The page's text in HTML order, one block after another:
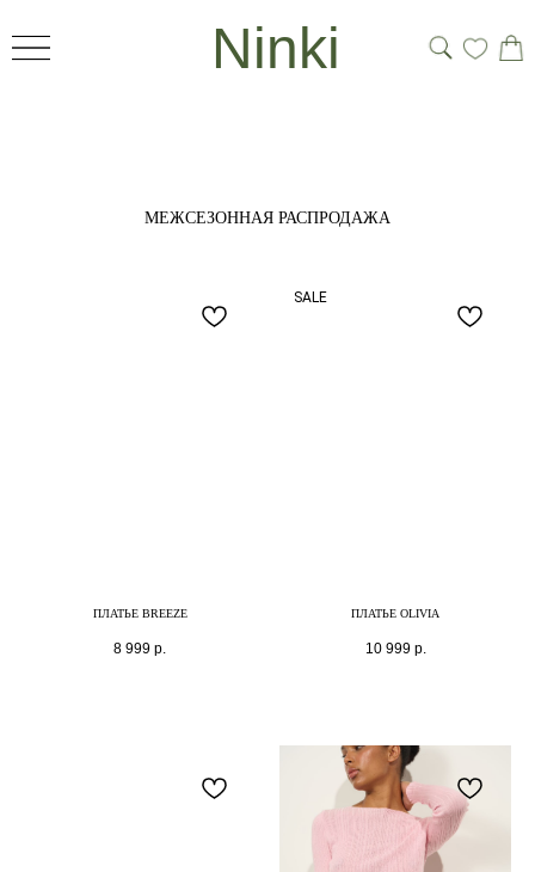
Ninki
МЕЖСЕЗОННАЯ РАСПРОДАЖА
ПЛАТЬЕ BREEZE
8 999 р.
SALE
ПЛАТЬЕ OLIVIA
10 999 р.